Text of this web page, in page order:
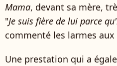
Mama, devant sa mère,
"Je suis fière de lui parce
commenté les larmes
Une prestation qui a